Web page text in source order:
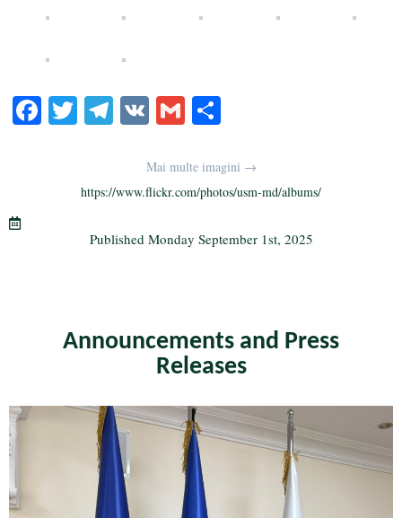
Fa T
r
Te
a
m
V G
ailre
Mai multe imagini →
https://www.flickr.com/photos/usm-md/albums/
Published Monday September 1st, 2025
Announcements and Press
Releases